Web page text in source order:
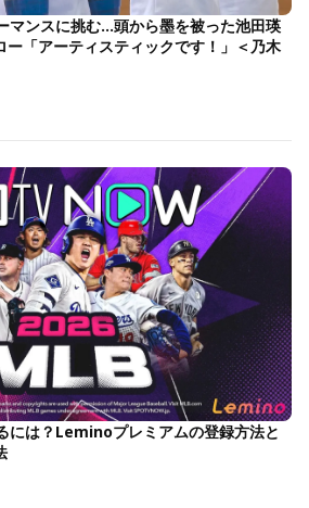
マンスに挑む…頭から墨を被った池田瑛
ー「アーティスティックです！」＜乃木
には？Leminoプレミアムの登録方法と